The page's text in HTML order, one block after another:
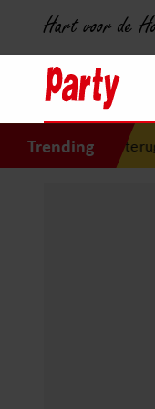
Hart voor de
Trending
terug op eerste